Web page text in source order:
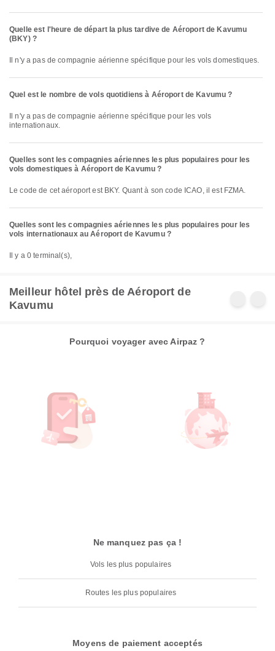
Quelle est l'heure de départ la plus tardive de Aéroport de Kavumu
(BKY) ?
Il n'y a pas de compagnie aérienne spécifique pour les vols domestiques.
Quel est le nombre de vols quotidiens à Aéroport de Kavumu ?
internationaux.
Quelles sont les compagnies aériennes les plus populaires pour les
vols domestiques à Aéroport de Kavumu ?
Le code de cet aéroport est BKY. Quant à son code ICAO, il est FZMA.
Quelles sont les compagnies aériennes les plus populaires pour les
vols internationaux au Aéroport de Kavumu ?
Il y a 0 terminal(s),
Meilleur hôtel près de Aéroport de
Kavumu
Pourquoi voyager avec Airpaz ?
Ne manquez pas ça !
Vols les plus populaires
Routes les plus populaires
Moyens de paiement acceptés